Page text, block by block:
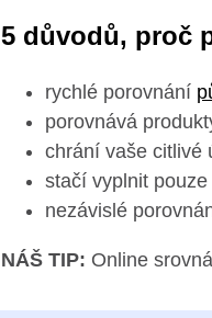
5 důvodů, proč
rychlé porovnání
porovnává
chrání vaše citlivé
stačí vyplnit
nezávislé
NÁŠ TIP: Online